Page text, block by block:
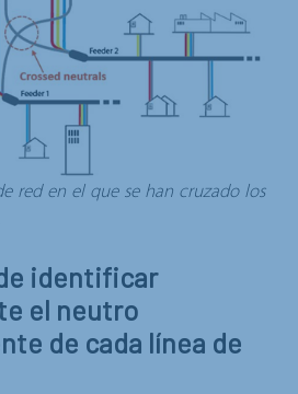
red en el que se han cruzado los
identificar
el neutro
de cada línea de